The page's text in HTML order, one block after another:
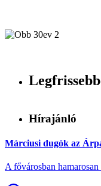
Hírajánló
Márciusi dugók az
A fővárosban